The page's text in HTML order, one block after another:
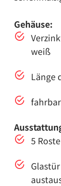
Gehäuse:
weiß
Länge
5 Roste